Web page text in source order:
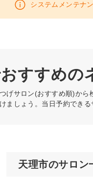
システムメンテナ
すすめの
げサロン(おすすめ順)か
ましょう。当日予約できる
天理市のサロン